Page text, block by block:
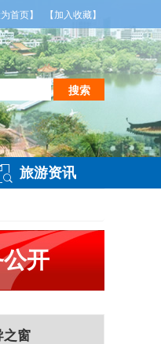
温25～32℃，相对湿度70～95%。
为首页】 【加入收藏】
搜索
旅游资讯
开
之窗